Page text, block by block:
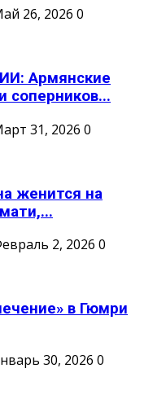
26, 2026 0
Армянские
соперников...
31, 2026 0
женится на
2, 2026 0
в Гюмри
30, 2026 0